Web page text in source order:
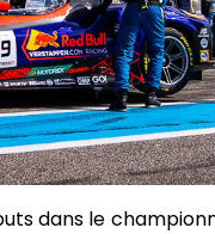
dans le